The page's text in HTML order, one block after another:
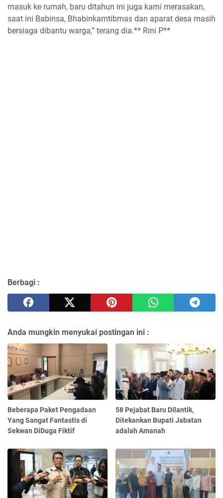
masuk ke rumah, baru ditahun ini juga kami merasakan,
saat ini Babinsa, Bhabinkamtibmas dan aparat desa masih
bersiaga dibantu warga,” terang dia.** Rini P**
Berbagi :
Anda mungkin menyukai postingan ini :
Beberapa Paket Pengadaan
Yang Sangat Fantastis di
Sekwan DiDuga Fiktif
58 Pejabat Baru Dilantik,
Ditekankan Bupati Jabatan
adalah Amanah